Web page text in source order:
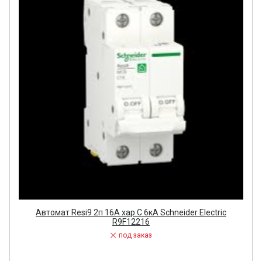
Автомат Resi9 2п 16А хар.С 6кA Schneider Electric
R9F12216
под заказ